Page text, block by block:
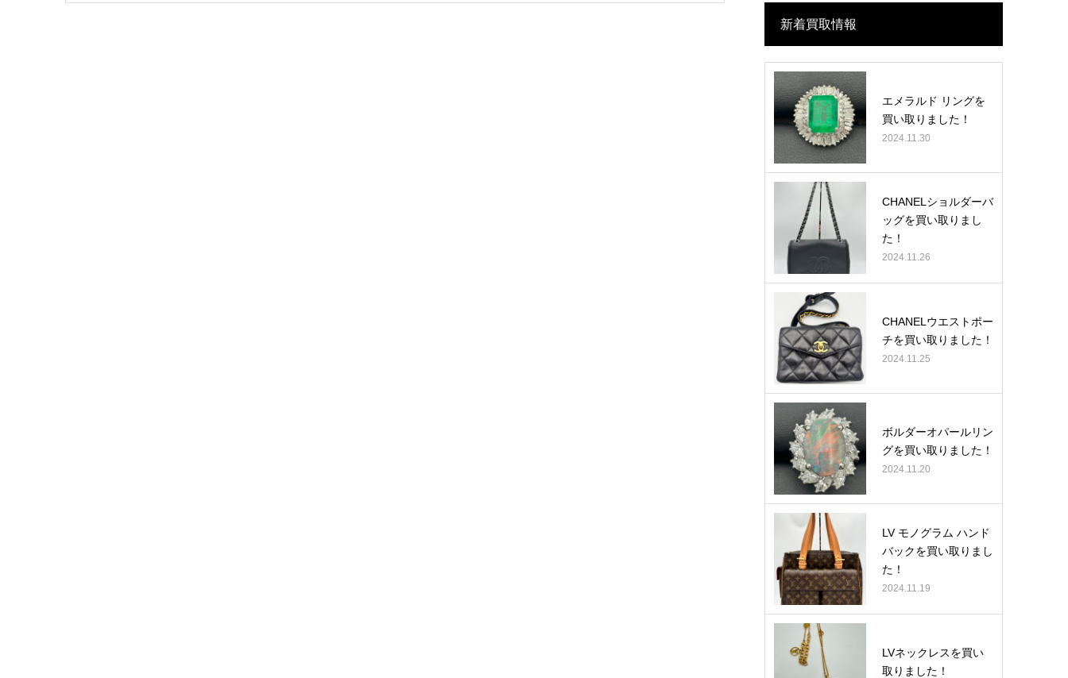
新着買取情報
エメラルド リングを
買い取りました！
2024.11.30
CHANELショルダーバ
ッグを買い取りまし
た！
2024.11.26
CHANELウエストポー
チを買い取りました！
2024.11.25
ボルダーオパールリン
グを買い取りました！
2024.11.20
LV モノグラム ハンド
バックを買い取りまし
た！
2024.11.19
LVネックレスを買い
取りました！